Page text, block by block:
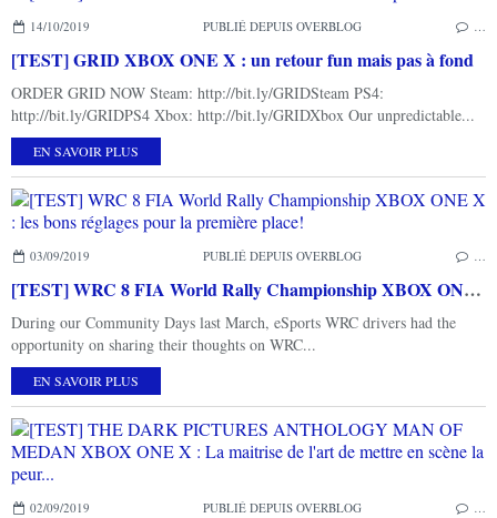
14/10/2019 PUBLIÉ DEPUIS OVERBLOG
[TEST] GRID XBOX ONE X : un retour fun mais pas à fond
ORDER GRID NOW Steam: http://bit.ly/GRIDSteam PS4:
http://bit.ly/GRIDPS4 Xbox: http://bit.ly/GRIDXbox Our unpredictable...
EN SAVOIR PLUS
03/09/2019 PUBLIÉ DEPUIS OVERBLOG
[TEST] WRC 8 FIA World Rally Championship XBOX ONE X : les bons réglages pour la première place!
During our Community Days last March, eSports WRC drivers had the
opportunity on sharing their thoughts on WRC...
EN SAVOIR PLUS
02/09/2019 PUBLIÉ DEPUIS OVERBLOG